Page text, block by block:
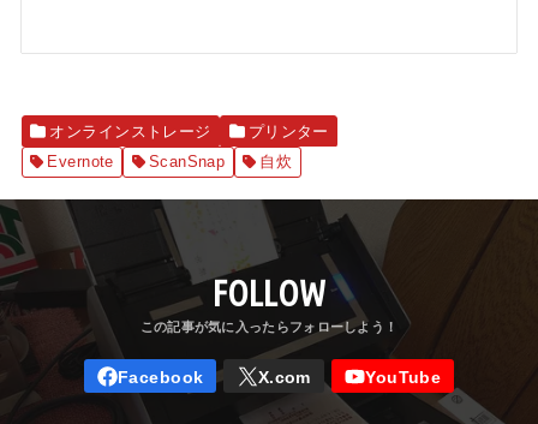
オンラインストレージ
プリンター
Evernote
ScanSnap 自炊
FOLLOW